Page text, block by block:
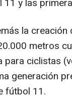
y las
la
metros
para ciclistas
generación
fútbol 11.